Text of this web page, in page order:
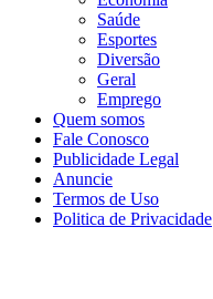
Saúde
Esportes
Diversão
Geral
Emprego
Quem somos
Fale Conosco
Publicidade Legal
Anuncie
Termos de Uso
Politica de Privacidade